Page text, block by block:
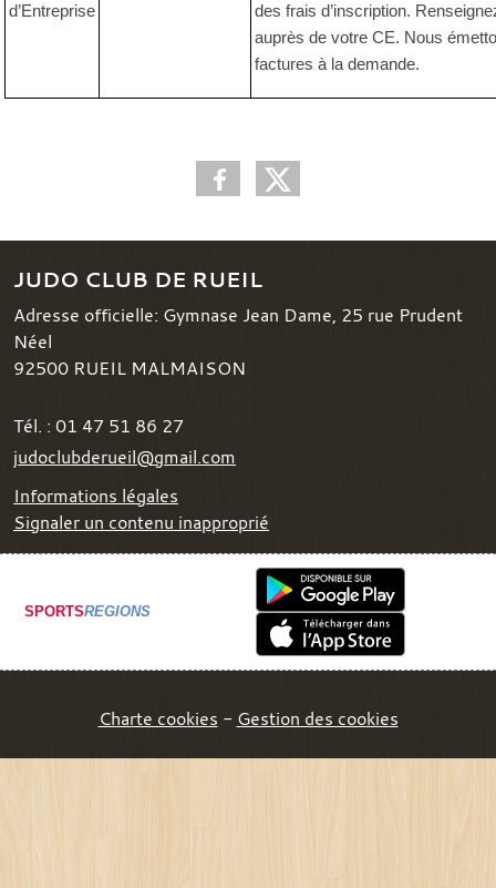
d’Entreprise
des frais d’inscription.
auprès de votre CE. Nous
factures à la demande.
JUDO CLUB DE RUEIL
Adresse officielle: Gymnase Jean Dame, 25 rue Prudent
Néel
92500 RUEIL MALMAISON
Tél. : 01 47 51 86 27
judoclubderueil@gmail.com
Informations légales
Signaler un contenu inapproprié
SPORTSREGIONS
Charte cookies Gestion des cookies